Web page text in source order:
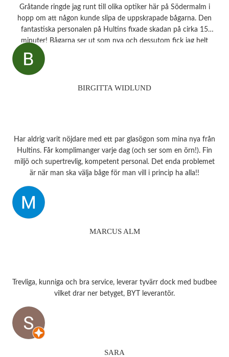
Gråtande ringde jag runt till olika optiker här på Södermalm i
hopp om att någon kunde slipa de uppskrapade bågarna. Den
fantastiska personalen på Hultins fixade skadan på cirka 15
minuter! Bågarna ser ut som nya och dessutom fick jag helt
oväntat en underbar gåva – ett sprillans nytt fodral från samma
märke som mina solglasögon! Vilken fantastisk service! Kommer
Snart behöver jag boka tid för en synundersökning och jag vet
BIRGITTA WIDLUND
Har aldrig varit nöjdare med ett par glasögon som mina nya från
Hultins. Får komplimanger varje dag (och ser som en örn!). Fin
miljö och supertrevlig, kompetent personal. Det enda problemet
är när man ska välja båge för man vill i princip ha alla!!
MARCUS ALM
Trevliga, kunniga och bra service, leverar tyvärr dock med budbee
vilket drar ner betyget, BYT leverantör.
SARA